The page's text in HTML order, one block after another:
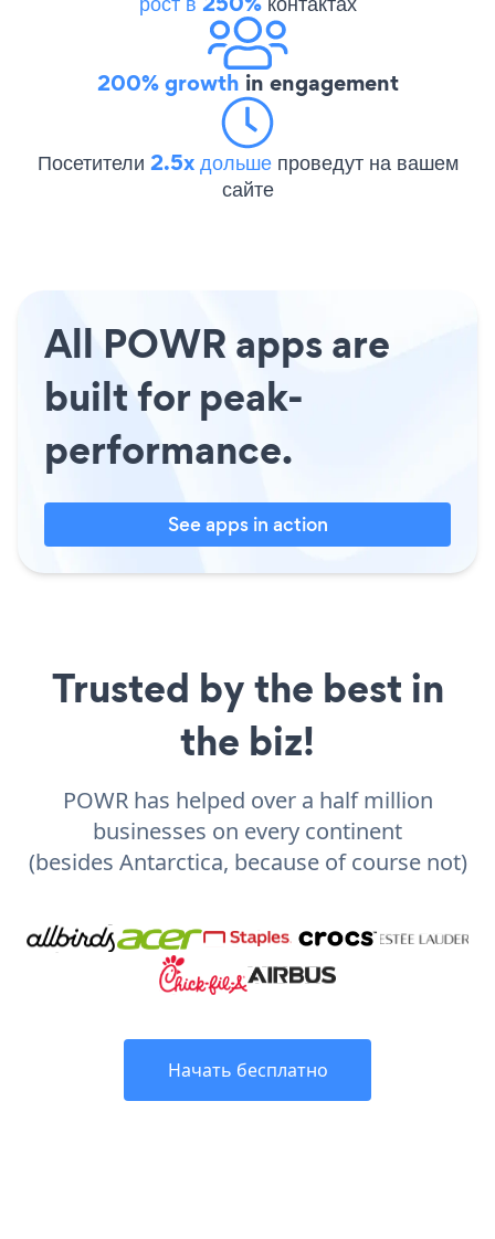
200% growth in engagement
Посетители 2.5x дольше проведут на вашем
сайте
All POWR apps are
built for peak-
performance.
See apps in action
Trusted by the best in
the biz!
POWR has helped over a half million
businesses on every continent
(besides Antarctica, because of course not)
Начать бесплатно